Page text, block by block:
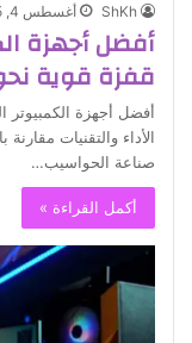
ShKh أغسطس 4, 2025
قفزة قوية
الأداء والتقنيات
صناعة الحواسيب…
أكمل القراءة »